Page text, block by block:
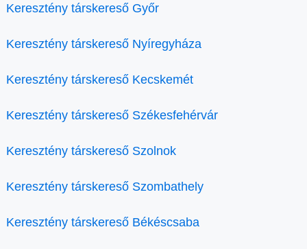
Keresztény társkereső Győr
Keresztény társkereső Nyíregyháza
Keresztény társkereső Kecskemét
Keresztény társkereső Székesfehérvár
Keresztény társkereső Szolnok
Keresztény társkereső Szombathely
Keresztény társkereső Békéscsaba